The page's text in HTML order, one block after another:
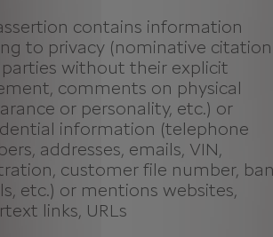
contains information
to privacy (nominative
without their explicit
comments on physical
or personality, etc.) or
information (telephone
addresses, emails, VIN,
customer file number,
etc.) or mentions websites,
links, URLs